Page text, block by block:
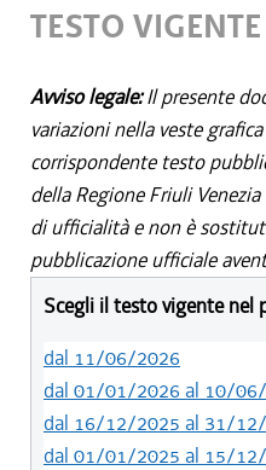
TESTO
Avviso legale:Il presente
variazioni nella veste
corrispondente testo
della Regione Friuli
di ufficialità e non è
pubblicazione ufficiale
Scegli il testo vigente nel
dal 11/06/2026
dal 01/01/2026 al 10/
dal 16/12/2025 al 31/
dal 01/01/2025 al 15/